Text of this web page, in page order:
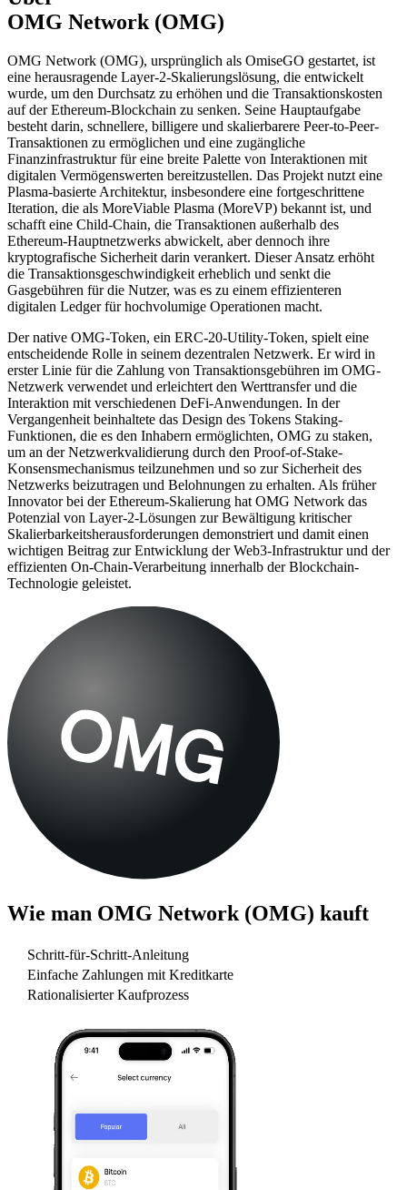
OMG Network (OMG)
OMG Network (OMG), ursprünglich als OmiseGO gestartet, ist
eine herausragende Layer-2-Skalierungslösung, die entwickelt
wurde, um den Durchsatz zu erhöhen und die Transaktionskosten
auf der Ethereum-Blockchain zu senken. Seine Hauptaufgabe
besteht darin, schnellere, billigere und skalierbarere Peer-to-Peer-
Transaktionen zu ermöglichen und eine zugängliche
Finanzinfrastruktur für eine breite Palette von Interaktionen mit
digitalen Vermögenswerten bereitzustellen. Das Projekt nutzt eine
Plasma-basierte Architektur, insbesondere eine fortgeschrittene
Iteration, die als MoreViable Plasma (MoreVP) bekannt ist, und
schafft eine Child-Chain, die Transaktionen außerhalb des
Ethereum-Hauptnetzwerks abwickelt, aber dennoch ihre
kryptografische Sicherheit darin verankert. Dieser Ansatz erhöht
die Transaktionsgeschwindigkeit erheblich und senkt die
Gasgebühren für die Nutzer, was es zu einem effizienteren
digitalen Ledger für hochvolumige Operationen macht.
Der native OMG-Token, ein ERC-20-Utility-Token, spielt eine
entscheidende Rolle in seinem dezentralen Netzwerk. Er wird in
erster Linie für die Zahlung von Transaktionsgebühren im OMG-
Netzwerk verwendet und erleichtert den Werttransfer und die
Interaktion mit verschiedenen DeFi-Anwendungen. In der
Vergangenheit beinhaltete das Design des Tokens Staking-
Funktionen, die es den Inhabern ermöglichten, OMG zu staken,
um an der Netzwerkvalidierung durch den Proof-of-Stake-
Konsensmechanismus teilzunehmen und so zur Sicherheit des
Netzwerks beizutragen und Belohnungen zu erhalten. Als früher
Innovator bei der Ethereum-Skalierung hat OMG Network das
Potenzial von Layer-2-Lösungen zur Bewältigung kritischer
Skalierbarkeitsherausforderungen demonstriert und damit einen
wichtigen Beitrag zur Entwicklung der Web3-Infrastruktur und der
effizienten On-Chain-Verarbeitung innerhalb der Blockchain-
Technologie geleistet.
Wie man OMG Network (OMG) kauft
Schritt-für-Schritt-Anleitung
Einfache Zahlungen mit Kreditkarte
Rationalisierter Kaufprozess